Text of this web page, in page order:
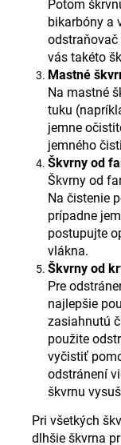
Potom
bikarbóny a
odstraňovač
vás takéto
Mastné
Na mastné
tuku
jemne
jemného
Škvrny od
Škvrny od
Na čistenie
prípadne
postupujte
vlákna.
Škvrny od
Pre
najlepšie
zasiahnutú
použite
vyčistiť
odstránení
škvrnu
Pri všetkých
dlhšie škvrna